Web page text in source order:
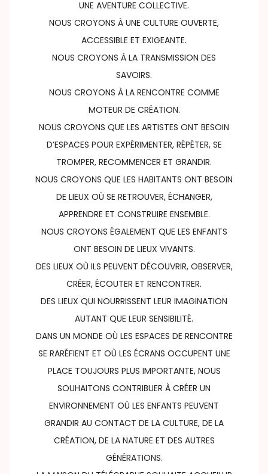
UNE AVENTURE COLLECTIVE.
NOUS CROYONS À UNE CULTURE OUVERTE,
ACCESSIBLE ET EXIGEANTE.
NOUS CROYONS À LA TRANSMISSION DES
SAVOIRS.
NOUS CROYONS À LA RENCONTRE COMME
MOTEUR DE CRÉATION.
NOUS CROYONS QUE LES ARTISTES ONT BESOIN
D’ESPACES POUR EXPÉRIMENTER, RÉPÉTER, SE
TROMPER, RECOMMENCER ET GRANDIR.
NOUS CROYONS QUE LES HABITANTS ONT BESOIN
DE LIEUX OÙ SE RETROUVER, ÉCHANGER,
APPRENDRE ET CONSTRUIRE ENSEMBLE.
NOUS CROYONS ÉGALEMENT QUE LES ENFANTS
ONT BESOIN DE LIEUX VIVANTS.
DES LIEUX OÙ ILS PEUVENT DÉCOUVRIR, OBSERVER,
CRÉER, ÉCOUTER ET RENCONTRER.
DES LIEUX QUI NOURRISSENT LEUR IMAGINATION
AUTANT QUE LEUR SENSIBILITÉ.
DANS UN MONDE OÙ LES ESPACES DE RENCONTRE
SE RARÉFIENT ET OÙ LES ÉCRANS OCCUPENT UNE
PLACE TOUJOURS PLUS IMPORTANTE, NOUS
SOUHAITONS CONTRIBUER À CRÉER UN
ENVIRONNEMENT OÙ LES ENFANTS PEUVENT
GRANDIR AU CONTACT DE LA CULTURE, DE LA
CRÉATION, DE LA NATURE ET DES AUTRES
GÉNÉRATIONS.